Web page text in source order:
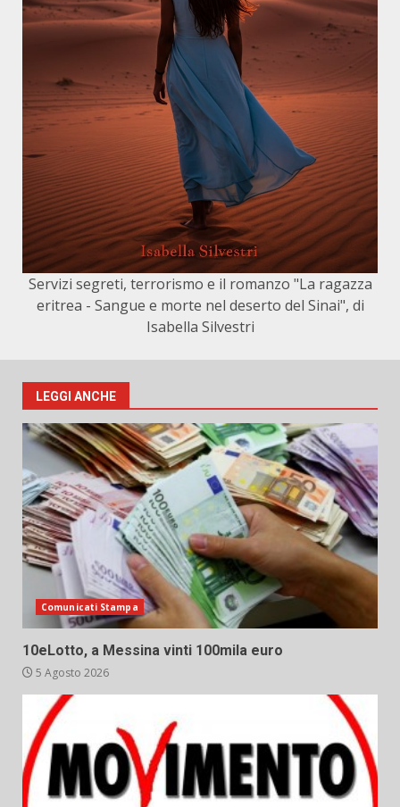
Servizi segreti, terrorismo e il romanzo "La ragazza
eritrea - Sangue e morte nel deserto del Sinai", di
Isabella Silvestri
LEGGI ANCHE
Comunicati Stampa
10eLotto, a Messina vinti 100mila euro
5 Agosto 2026